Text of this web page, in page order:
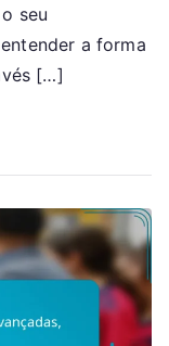
seu
a forma
[…]